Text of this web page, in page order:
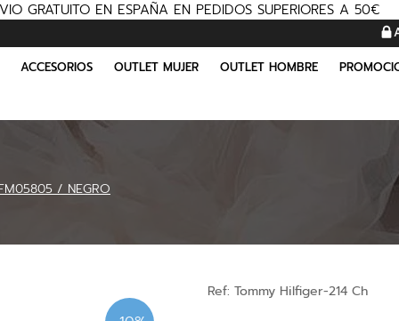
GRATUITO EN ESPAÑA EN PEDIDOS SUPERIORES A 50€
ACCESORIOS OUTLET MUJER OUTLET HOMBRE
/ NEGRO
Ref: Tommy Hilfiger-214 Ch